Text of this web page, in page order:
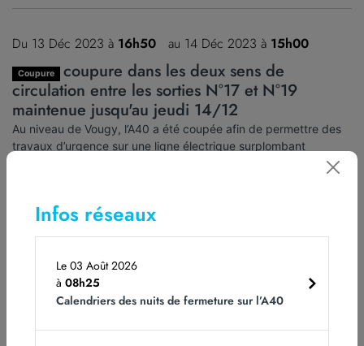
Du 13 Déc 2023 à 16h50 au 14 Déc 2023 à 15h00
Coupure
coupure dans les deux sens de
circulation entre les sorties N°17 et N°19
maintenue jusqu'au jeudi 14/12
Au niveau de Vougy, l’A40 a été coupée afin de permettre des
travaux d’urgence sur une ligne électrique surplombant
invités à emprunter la sortie la sortie N°19 de Cluses et suivre
Bonneville et ceux circulant en direction de Chamonix la sortie
N°17 de Bonneville Est puis suivre Vougy.
L’échangeur N°18 de Scionzier en entrée et sortie est fermé.
En direction de Chamonix, les entrées sur l’A40 N°16 et N°17 et
N°19 sont fermées.
En direction de Mâcon/Genève, l’entrée sur l’A40 N°19 est
Infos réseaux
Le 03 Août 2026
à 08h25
Calendriers des nuits de fermeture sur l’A40